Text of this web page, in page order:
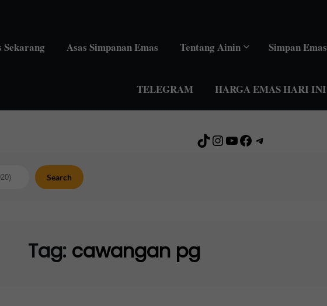
Asas Simpanan Emas Tentang Ainin Simpan Emas
TELEGRAM HARGA EMAS HARI INI
TikTok
Instagram
YouTube
Facebook
Telegram
Search
Tag: cawangan pg